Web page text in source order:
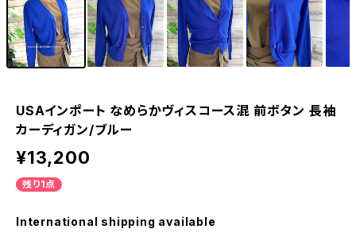
USAインポート なめらかヴィスコース混 前ボタン 長袖
カーディガン/ブルー
¥13,200
残り1点
International shipping available